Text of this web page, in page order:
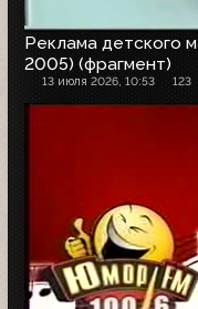
Реклама детского
2005) (фрагмент)
13 июля 2026, 10:53 123